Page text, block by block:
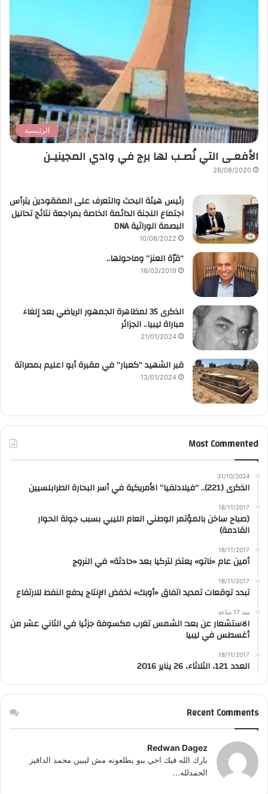
الرئيسية
الأفعـى التي نُصـب لها برج في وادي المجينيـن
26/08/2020
رئيس هيئة البحث والتعرف على المفقودين يترأس
اجتماع اللجنة الدائمة الخاصة بمراجعة نتائج تحاليل
البصمة الوراثية DNA
10/08/2022
“قرّة العنز” وماحولها..
16/02/2019
الذكرى 35 لمظاهرة الجمهور الرياضي بعد إلغاء
مباراة ليبيا.. الجزائر
21/01/2024
قبر الشهيد “كعبار” في مقبرة أبو اعليم بمصراتة
13/01/2024
Most Commented
31/10/2024
الذكرى (221).. “فيلادلفيا” الأمريكية في أسر البحارة الطرابلسيين
18/11/2017
(صباح ساخن بالمؤتمر الوطني العام الليبي بسبب جولة الحوار
القادمة)
18/11/2017
أمين عام «ناتو» يعتذر لتركيا بعد «حادثة» في النروج
18/11/2017
تبدد توقعات تمديد اتفاق «أوبك» لخفض الإنتاج يدفع النفط للارتفاع
منذ 17 ساعة
الاستشعار عن بعد: الشمس تغرب مكسوفة جزئيا في الثاني عشر من
أغسطس في ليبيا
18/11/2017
العدد 121، الثلاثاء، 26 يناير 2016
Recent Comments
Redwan Dagez
بارك الله فيك اخي يبو يطلعونه مش ليبين محمد الداقيز
الحمدلله...